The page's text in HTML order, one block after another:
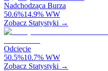
Nadchodząca Burza
50.6%14.9% WW
Zobacz Statystyki →
Odcięcie
50.5%10.7% WW
Zobacz Statystyki →